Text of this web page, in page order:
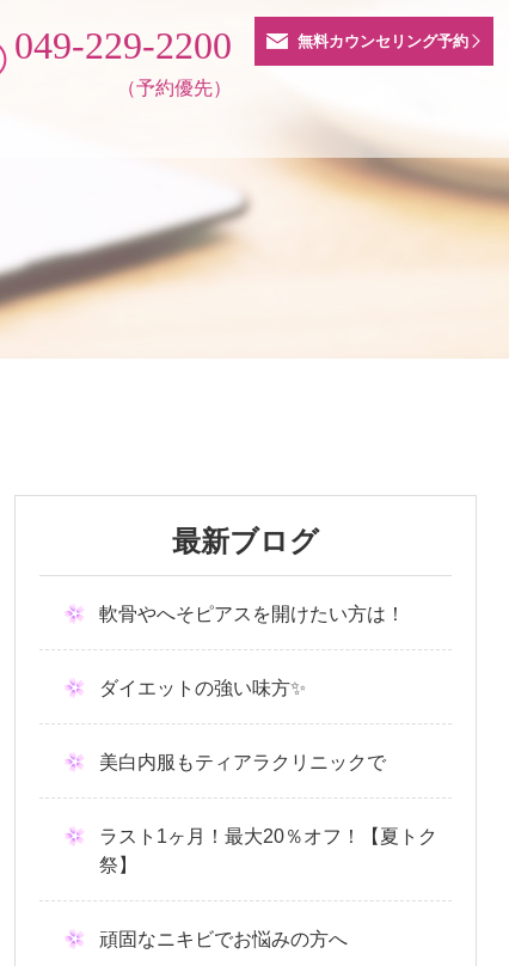
無料カウンセリング予約
049-229-2200
（予約優先）
最新ブログ
軟骨やへそピアスを開けたい方は！
ダイエットの強い味方✨
美白内服もティアラクリニックで
ラスト1ヶ月！最大20％オフ！【夏トク
祭】
頑固なニキビでお悩みの方へ